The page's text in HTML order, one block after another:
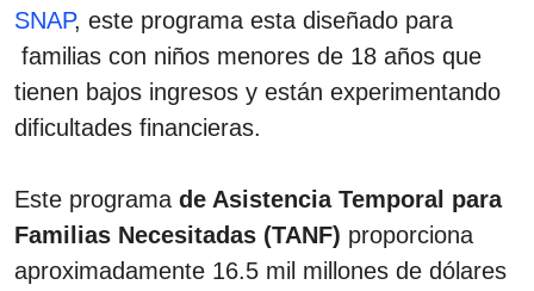
SNAP, este programa esta diseñado para
familias con niños menores de 18 años que
tienen bajos ingresos y están experimentando
dificultades financieras.
Este programa de Asistencia Temporal para
Familias Necesitadas (TANF) proporciona
aproximadamente 16.5 mil millones de dólares